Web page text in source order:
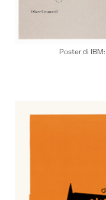
Poster di IBM: